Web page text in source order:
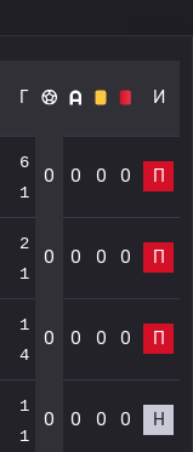
Г И
6
1
0 0 0 0 П
2
1
0 0 0 0 П
1
4
0 0 0 0 П
1
1
0 0 0 0 Н